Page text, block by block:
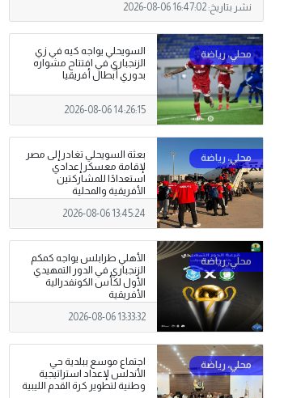
نشر بتاريخ:2026-08-06 16:47:02
السويحلي يواجه كيه في زي
الزنجباري في افتتاح مشواره
بدوري أبطال أفريقيا
2026-08-06 14:26:15
بعثة السويحلي تغادر إلى مصر
لإقامة معسكر إعدادي
استعدادًا للمشاركتين
الأفريقية والمحلية
2026-08-06 13:45:24
الأهلي طرابلس يواجه كمكم
الزنجباري في الدور التمهيدي
الأول لكأس الكونفدرالية
الأفريقية
2026-08-06 13:33:32
اجتماع موسع ببلدية حي
الأندلس لإعداد استراتيجية
وطنية لتطوير كرة القدم الليبية